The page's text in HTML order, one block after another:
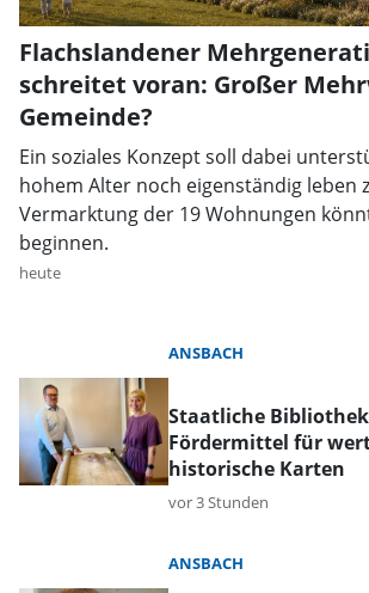
Flachslandener
schreitet voran: Großer
Gemeinde?
Ein soziales Konzept soll dabei
hohem Alter noch eigenständig leben
Vermarktung der 19 Wohnungen
beginnen.
heute
ANSBACH
Staatliche
Fördermittel für
historische Karten
vor 3 Stunden
ANSBACH